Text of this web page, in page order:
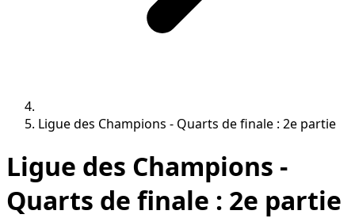
Ligue des Champions - Quarts de finale : 2e partie
Ligue des Champions -
Quarts de finale : 2e partie